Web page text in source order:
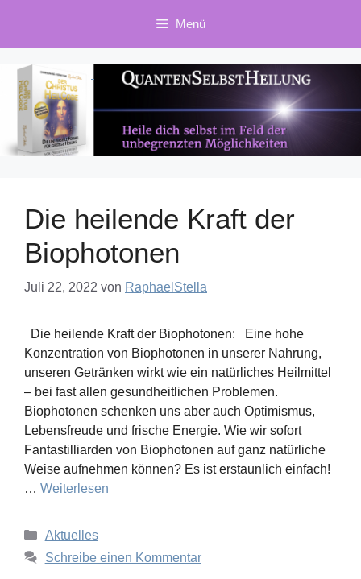
springen
Menü
Die heilende Kraft der
Biophotonen
Juli 22, 2022 von RaphaelStella
Die heilende Kraft der Biophotonen: Eine hohe
Konzentration von Biophotonen in unserer Nahrung,
unseren Getränken wirkt wie ein natürliches Heilmittel
– bei fast allen gesundheitlichen Problemen.
Biophotonen schenken uns aber auch Optimismus,
Lebensfreude und frische Energie. Wie wir sofort
Fantastilliarden von Biophotonen auf ganz natürliche
Weise aufnehmen können? Es ist erstaunlich einfach!
… Weiterlesen
Kategorien
Aktuelles
Schreibe einen Kommentar